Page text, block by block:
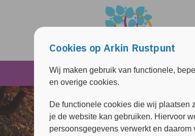
Overslaan en naar de inhoud gaan
Inspiratie &
Cookies op Arkin Rustpunt
Wij maken gebruik van functionele,
en overige cookies.
De functionele cookies die wij plaatsen
je de website kan gebruiken. Hiervoor
persoonsgegevens verwerkt en daarom